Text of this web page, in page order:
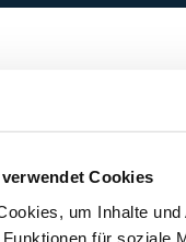
Cookies
um Inhalte und
für soziale
ändert sich, die
erhalten Sie hier
die wir durch die
Mandanten